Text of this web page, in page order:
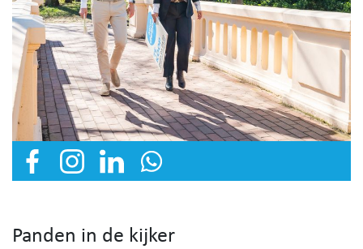
Panden in de kijker